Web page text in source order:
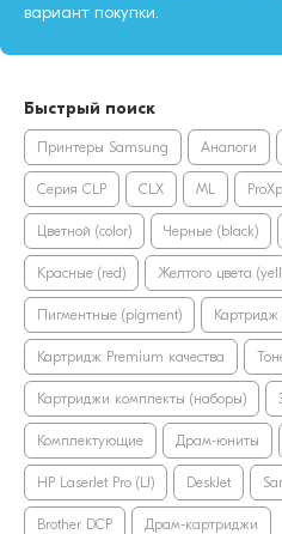
вариант покупки.
Быстрый поиск
Принтеры Samsung Аналоги
Серия CLP CLX ML
Цветной (color) Черные (black)
Красные (red) Желтого цвета
Пигментные (pigment) Картридж
Картридж Premium качества
Картриджи комплекты (наборы)
Комплектующие Драм-юниты
HP LaserJet Pro (LJ) DeskJet
Brother DCP Драм-картриджи